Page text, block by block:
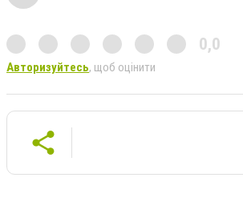
0,0
Авторизуйтесь, щоб оцінити